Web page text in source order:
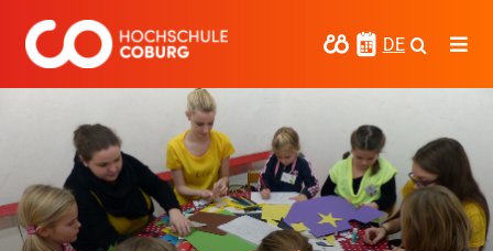
Inhalt
springen
DE
Forschen
Kooperieren